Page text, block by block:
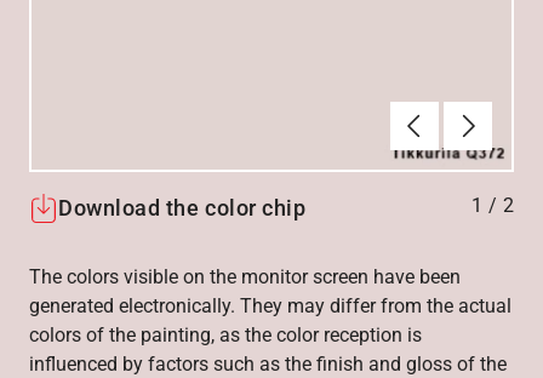
Föregående
Nästa
Download the color chip 1 / 2
The colors visible on the monitor screen have been
generated electronically. They may differ from the actual
colors of the painting, as the color reception is
influenced by factors such as the finish and gloss of the